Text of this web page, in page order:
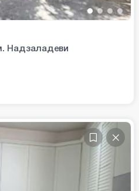
••••
Надзаладеви